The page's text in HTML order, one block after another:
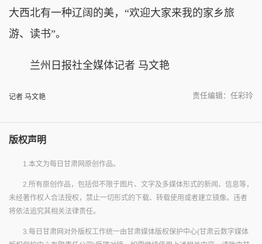
大西北有一种辽阔的美，“欢迎大家来我的家乡旅
游、读书”。
兰州日报社全媒体记者 马文艳
记者 马文艳 责任编辑：任彩玲
版权声明
1.本文为每日甘肃网原创作品。
2.所有原创作品，包括但不限于图片、文字及多媒体形式的新闻、信息等，
未经著作权人合法授权，禁止一切形式的下载、转载使用或者建立镜像。违者
将依法追究其相关法律责任。
3.每日甘肃网对外版权工作统一由甘肃媒体版权保护中心(甘肃云数字媒体